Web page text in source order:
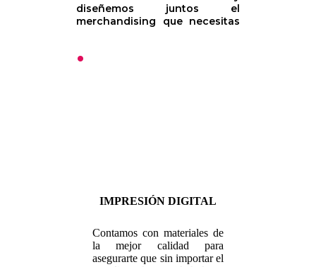
diseñemos juntos el
merchandising que necesitas
.
IMPRESIÓN DIGITAL
Contamos con materiales de
la mejor calidad para
asegurarte que sin importar el